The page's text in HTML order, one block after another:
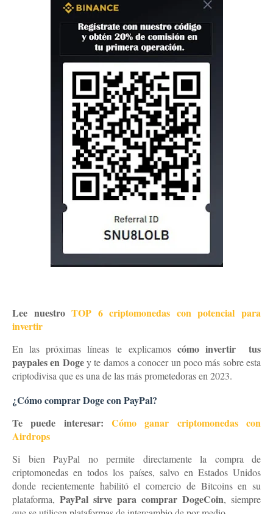
Lee nuestroTOP 6 criptomonedas con potencial para
invertir
En las próximas líneas te explicamos cómo invertir tus
paypales en Dogey te damos a conocer un poco más sobre esta
criptodivisa que es una de las más prometedoras en 2023.
¿Cómo comprar Doge con PayPal?
Te puede interesar: Cómo ganar criptomonedas con
Airdrops
Si bien PayPal no permite directamente la compra de
criptomonedas en todos los países, salvo en Estados Unidos
donde recientemente habilitó el comercio de Bitcoins en su
plataforma, PayPal sirve para comprar DogeCoin, siempre